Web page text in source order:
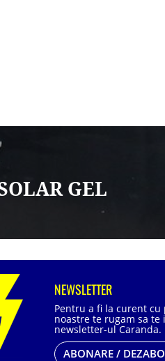
GEL
NEWSLETTER
Pentru a fi la curent
noastre te rugam sa te
newsletter-ul Caranda.
ABONARE /